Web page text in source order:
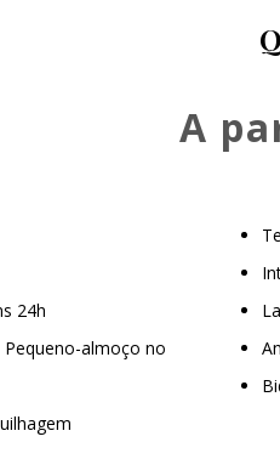
A
24h
Pequeno-almoço no